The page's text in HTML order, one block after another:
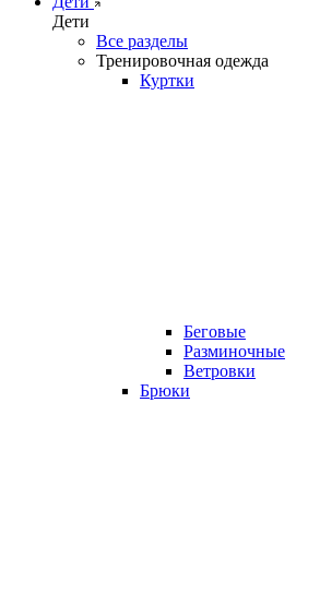
Дети
Все разделы
Тренировочная одежда
Куртки
Беговые
Разминочные
Ветровки
Брюки